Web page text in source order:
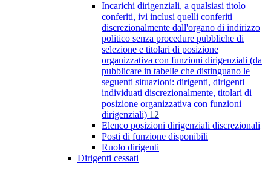
Incarichi dirigenziali, a qualsiasi titolo
conferiti, ivi inclusi quelli conferiti
discrezionalmente dall'organo di indirizzo
politico senza procedure pubbliche di
selezione e titolari di posizione
organizzativa con funzioni dirigenziali (da
pubblicare in tabelle che distinguano le
seguenti situazioni: dirigenti, dirigenti
individuati discrezionalmente, titolari di
posizione organizzativa con funzioni
dirigenziali) 12
Elenco posizioni dirigenziali discrezionali
Posti di funzione disponibili
Ruolo dirigenti
Dirigenti cessati